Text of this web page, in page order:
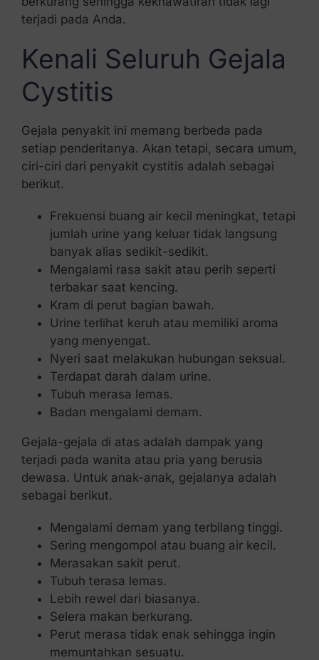
terjadi pada Anda.
Kenali Seluruh Gejala
Cystitis
Gejala penyakit ini memang berbeda pada
setiap penderitanya. Akan tetapi, secara umum,
ciri-ciri dari penyakit cystitis adalah sebagai
berikut.
Frekuensi buang air kecil meningkat, tetapi
jumlah urine yang keluar tidak langsung
banyak alias sedikit-sedikit.
Mengalami rasa sakit atau perih seperti
terbakar saat kencing.
Kram di perut bagian bawah.
Urine terlihat keruh atau memiliki aroma
yang menyengat.
Nyeri saat melakukan hubungan seksual.
Terdapat darah dalam urine.
Tubuh merasa lemas.
Badan mengalami demam.
Gejala-gejala di atas adalah dampak yang
terjadi pada wanita atau pria yang berusia
dewasa. Untuk anak-anak, gejalanya adalah
sebagai berikut.
Mengalami demam yang terbilang tinggi.
Sering mengompol atau buang air kecil.
Merasakan sakit perut.
Tubuh terasa lemas.
Lebih rewel dari biasanya.
Selera makan berkurang.
Perut merasa tidak enak sehingga ingin
memuntahkan sesuatu.